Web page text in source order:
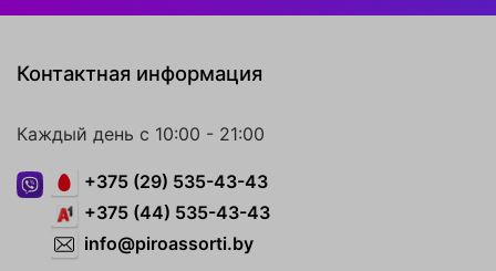
Контактная информация
Каждый день с 10:00 - 21:00
+375 (29) 535-43-43
+375 (44) 535-43-43
info@piroassorti.by